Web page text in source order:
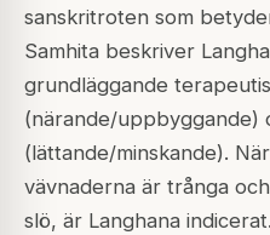
sanskritroten som
Samhita beskriver
grundläggande
(närande/uppbyggande)
(lättande/minskande).
vävnaderna är trånga
slö, är Langhana